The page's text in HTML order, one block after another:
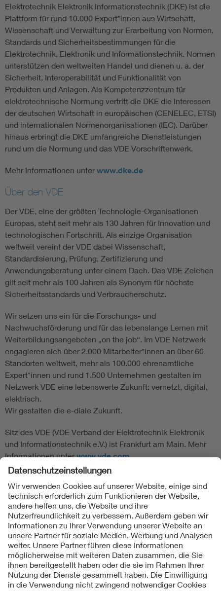
Elektrotechnik Elektronik Informationstechnik (DKE) ist die
Plattform für rund 10.000 Expert*innen aus Wirtschaft,
Wissenschaft und Verwaltung zur Erarbeitung von Normen,
Standards und Sicherheitsbestimmungen für die
Elektrotechnik, Elektronik und Informationstechnik. Normen
unterstützen den weltweiten Handel und dienen u. a. der
Sicherheit, Interoperabilität und Funktionalität von
Produkten und Anlagen. Als Kompetenzzentrum für
elektrotechnische Normung vertritt die DKE die Interessen
der deutschen Wirtschaft in europäischen (CENELEC, ETSI)
und internationalen Normenorganisationen (IEC). Darüber
hinaus erbringt die DKE umfangreiche Dienstleistungen
rund um die Normung und das VDE Vorschriftenwerk.
Mehr Informationen unterwww.dke.de
Über den VDE
Der VDE, eine der größten Technologie-Organisationen
Europas, steht seit mehr als 130 Jahren für Innovation und
technologischen Fortschritt. Als einzige Organisation
weltweit vereint der VDE dabei Wissenschaft,
Standardisierung, Prüfung, Zertifizierung und
Anwendungsberatung unter einem Dach. Das VDE Zeichen
gilt seit mehr als 100 Jahren als Synonym für höchste
Sicherheitsstandards und Verbraucherschutz.
Wir setzen uns ein für die Forschungs- und
Nachwuchsförderung und für das lebenslange Lernen mit
Weiterbildungsangeboten „on the job“. Im VDE Netzwerk
engagieren sich über 2.000 Mitarbeiter*innen an über 60
Standorten weltweit, mehr als 100.000 ehrenamtliche
Expert*innen und rund 1.500 Unternehmen gestalten im
Netzwerk VDE eine lebenswerte Zukunft: vernetzt, digital,
elektrisch.
Wir gestalten die e-diale Zukunft.
Sitz des VDE (VDE Verband der Elektrotechnik Elektronik
und Informationstechnik e.V.) ist Frankfurt am Main. Mehr
Informationen unterwww.vde.com
Folgen Sie uns
Kontakte